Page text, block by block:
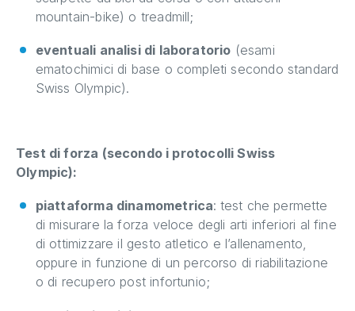
mountain-bike) o treadmill;
eventuali analisi di laboratorio (esami
ematochimici di base o completi secondo standard
Swiss Olympic).
Test di forza (secondo i protocolli Swiss
Olympic):
piattaforma dinamometrica: test che permette
di misurare la forza veloce degli arti inferiori al fine
di ottimizzare il gesto atletico e l’allenamento,
oppure in funzione di un percorso di riabilitazione
o di recupero post infortunio;